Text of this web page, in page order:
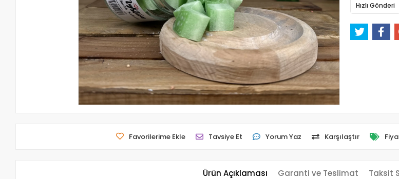
Hızlı Gönderi
Favorilerime Ekle Tavsiye Et Yorum Yaz Karşılaştır
Ürün Açıklaması Garanti ve Teslimat Taksit